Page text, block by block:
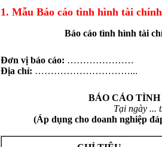
1. Mẫu Báo cáo tình hình tài
Báo cáo tình hình tài
Đơn vị báo cáo: …………………
Địa chỉ: …………………………...
BÁO CÁO
Tại ngày ...
(Áp dụng cho doanh nghiệp